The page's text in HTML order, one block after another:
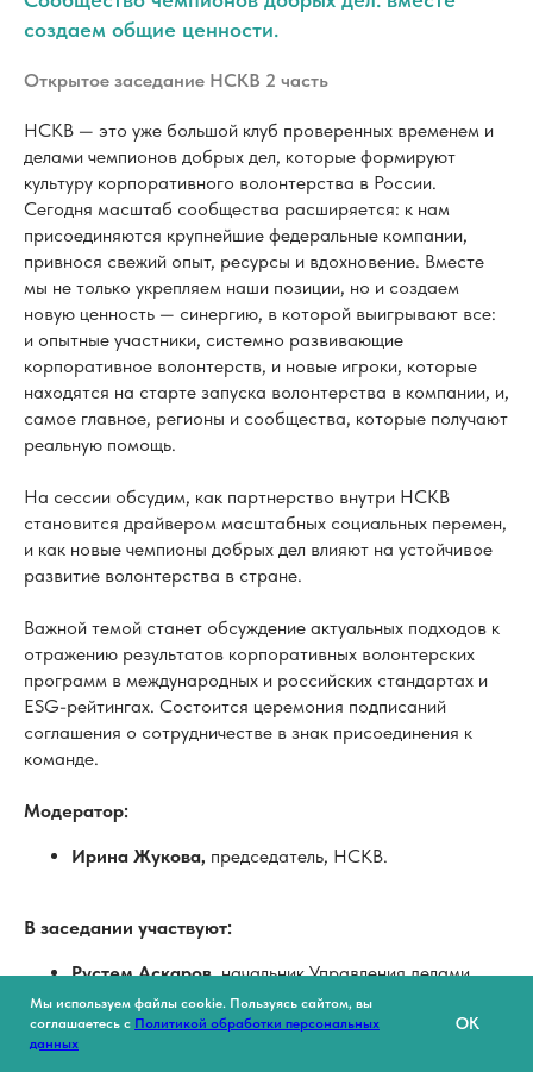
культуру корпоративного волонтерства в России.
Сегодня масштаб сообщества расширяется: к нам
привнося свежий опыт, ресурсы и вдохновение. Вместе
мы не только укрепляем наши позиции, но и создаем
новую ценность — синергию, в которой выигрывают все:
и опытные участники, системно развивающие
корпоративное волонтерств, и новые игроки, которые
находятся на старте запуска волонтерства в компании, и,
самое главное, регионы и сообщества, которые получают
реальную помощь.
На сессии обсудим, как партнерство внутри НСКВ
становится драйвером масштабных социальных перемен,
и как новые чемпионы добрых дел влияют на устойчивое
развитие волонтерства в стране.
Важной темой станет обсуждение актуальных подходов к
отражению результатов корпоративных волонтерских
программ в международных и российских стандартах и
ESG-рейтингах. Состоится церемония подписаний
соглашения о сотрудничестве в знак присоединения к
команде.
Модератор:
Ирина Жукова,председатель, НСКВ.
В заседании участвуют:
Рустем Аскаров
Татэнерго;
Юлия Бычкова, руководитель Группы
управления международного сотрудничества,
Елена Дубовицкая, директор центра устойчивого
развития, профессор бизнес-практики, Сколково;
Мы используем файлы cookie. Пользуясь сайтом, вы
соглашаетесь с Политикой обработки персональных
данных
OK